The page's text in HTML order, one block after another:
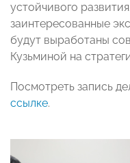
устойчивого
заинтересованные
будут выработаны
Кузьминой на
Посмотреть запись
ссылке.